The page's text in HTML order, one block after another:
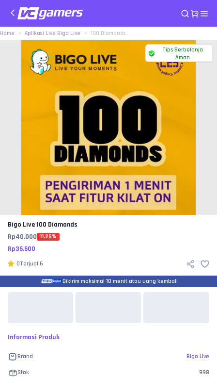
Home Aplikasi Live Bigo Live 100 Diamonds
Tips Berbelanja
Aman
Bigo Live100 Diamonds
Rp40.000 11.25%
Rp35.500
0Terjual 6
Dikirim maksimal 10 menit atau uang kembali
Informasi Produk
Brand Bigo Live
Stok 998